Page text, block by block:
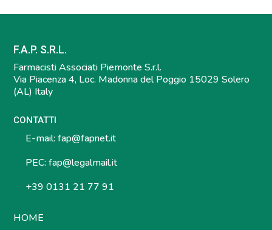
F.A.P. S.R.L.
Farmacisti Associati Piemonte S.r.l.
Via Piacenza 4, Loc. Madonna del Poggio 15029 Solero
(AL) Italy
CONTATTI
E-mail: fap@fapnet.it
PEC: fap@legalmail.it
+39 0131 21 77 91
HOME